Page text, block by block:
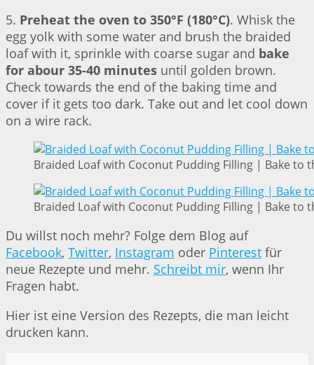
5. Preheat the oven to 350°F (180°C). Whisk the
egg yolk with some water and brush the braided
loaf with it, sprinkle with coarse sugar and bake
for abour 35-40 minutes until golden brown.
Check towards the end of the baking time and
cover if it gets too dark. Take out and let cool down
on a wire rack.
Braided Loaf with Coconut Pudding Filling | Bake to
Braided Loaf with Coconut Pudding Filling | Bake to
Du willst noch mehr? Folge dem Blog auf
Facebook, Twitter, Instagram oder Pinterest für
neue Rezepte und mehr. Schreibt mir, wenn Ihr
Fragen habt.
Hier ist eine Version des Rezepts, die man leicht
drucken kann.